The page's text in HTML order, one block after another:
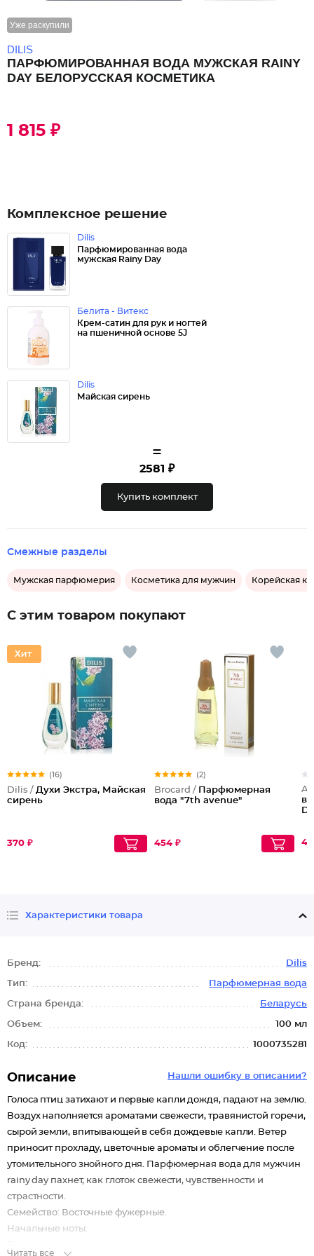
Уже раскупили
DILIS
ПАРФЮМИРОВАННАЯ ВОДА МУЖСКАЯ RAINY
DAY БЕЛОРУССКАЯ КОСМЕТИКА
1 815 ₽
Комплексное решение
Dilis
Парфюмированная вода
мужская Rainy Day
Белита - Витекс
Крем-сатин для рук и ногтей
на пшеничной основе 5J
Dilis
Майская сирень
=
2581 ₽
Купить комплект
Смежные разделы
Мужская парфюмерия Косметика для мужчин Корейская
С этим товаром покупают
(16)
Dilis / Духи Экстра, Майская
сирень
370 ₽
(2)
Brocard / Парфюмерная
вода "7th avenue"
454 ₽
Характеристики товара
Бренд: Dilis
Тип: Парфюмерная вода
Страна бренда: Беларусь
Объем: 100 мл
Код: 1000735281
Нашли ошибку в описании?
Описание
Голоса птиц затихают и первые капли дождя, падают на землю.
Воздух наполняется ароматами свежести, травянистой горечи,
сырой земли, впитывающей в себя дождевые капли. Ветер
приносит прохладу, цветочные ароматы и облегчение после
утомительного знойного дня. Парфюмерная вода для мужчин
rainy day пахнет, как глоток свежести, чувственности и
страстности.
Семейство: Восточные фужерные.
Начальные ноты:
Читать все